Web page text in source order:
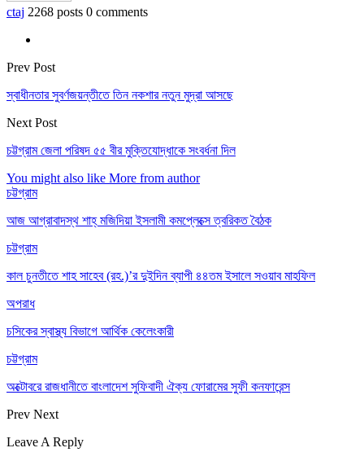
ctaj 2268 posts 0 comments
Prev Post
স্বাধীনতার সুবর্ণজয়ন্তীতে তিন নকশার নতুন মুদ্রা আসছে
Next Post
চট্টগ্রাম জেলা পরিষদ ৫৫ বীর মুক্তিযোদ্ধাকে সংবর্ধনা দিল
You might also like More from author
চট্টগ্রাম
আজ আগ্রাবাদস্থ শাহ্ মজিদিয়া ইসলামী কমপ্লেক্সে ত্বরিকত বৈঠক
চট্টগ্রাম
কাল চুনতীতে শাহ সাহেব (রহ.)’র দুইদিন ব্যাপী ৪৪তম ইসালে সওয়াব মাহফিল
অপরাধ
চসিকের স্বাস্থ্য বিভাগে আর্থিক কেলেংকারী
চট্টগ্রাম
অক্টোবরে রাজধানীতে বাংলাদেশ সুফিবাদী ঐক্য ফোরামের সুফী কনফারেন্স
Prev Next
Leave A Reply